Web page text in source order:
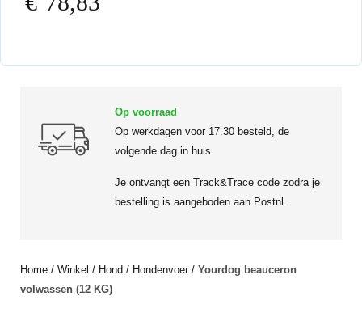
Op voorraad
Op werkdagen voor 17.30 besteld, de
volgende dag in huis.
Je ontvangt een Track&Trace code zodra je
bestelling is aangeboden aan Postnl.
Home / Winkel / Hond / Hondenvoer/ Yourdog beauceron
volwassen (12 KG)